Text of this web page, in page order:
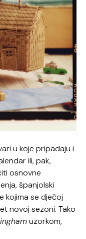
u koje pripadaju i
ili, pak,
osnovne
španjolski
kojima se dječoj
novoj sezoni. Tako
uzorkom,